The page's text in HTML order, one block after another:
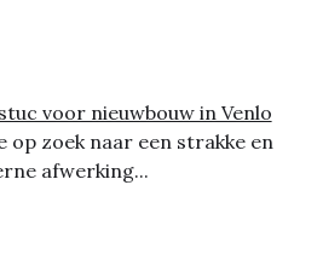
voor nieuwbouw in Venlo
op zoek naar een strakke en
afwerking...